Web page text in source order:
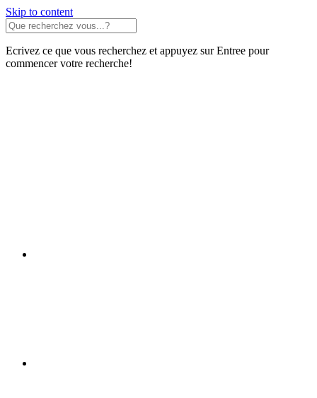
Skip to content
Ecrivez ce que vous recherchez et appuyez sur Entree pour
commencer votre recherche!